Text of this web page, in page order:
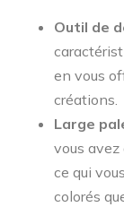
Outil de
en vous
créations.
Large
vous avez
ce qui
colorés